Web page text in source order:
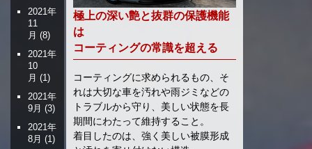
極上の深い艶と抜群の保護機能
は
コーティングの常識を超える
コーティングに求められるもの、そ
れは大切な車を汚れや雨ジミなどの
トラブルから守り、美しい状態を長
期間にわたって維持すること。
着目したのは、強く美しい被膜形成
2021年
11
月 (8)
2021年
10
月 (1)
2021年
9月 (3)
2021年
8月 (1)